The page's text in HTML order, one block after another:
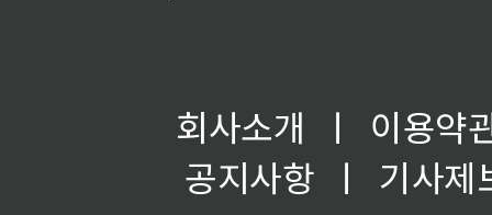
회사소개 ㅣ
이용약
공지사항
ㅣ
기사제